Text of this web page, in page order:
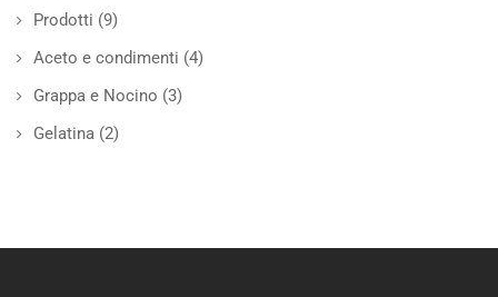
Prodotti (9)
Aceto e condimenti (4)
Grappa e Nocino (3)
Gelatina (2)